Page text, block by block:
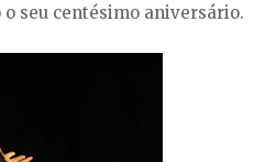
seu centésimo aniversário.